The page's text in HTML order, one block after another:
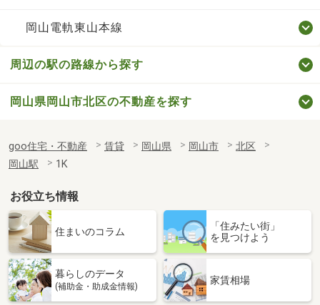
岡山電軌東山本線
周辺の駅の路線から探す
岡山県岡山市北区の不動産を探す
goo住宅・不動産 賃貸 岡山県 岡山市
北区
岡山駅
1K
お役立ち情報
住まいのコラム
「住みたい街」
を見つけよう
暮らしのデータ
(補助金・助成金情報)
家賃相場